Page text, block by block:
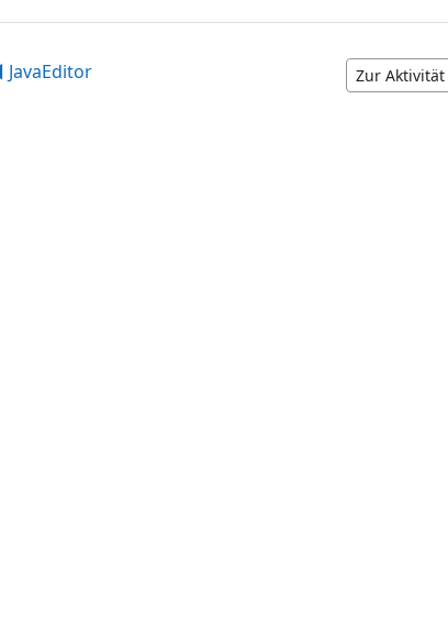
JavaEditor
Zur Aktivität